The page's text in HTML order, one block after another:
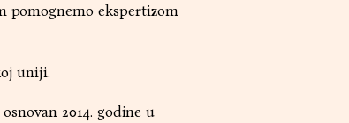
pomognemo ekspertizom
uniji.
2014. godine u